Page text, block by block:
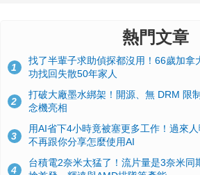
熱門文章
1
找了半輩子求助偵探都沒用！66歲加拿
功找回失散50年家人
2
打破大廠墨水綁架！開源、無 DRM 限
念機亮相
3
用AI省下4小時竟被塞更多工作！過來
不再跟你分享怎麼使用AI
4
台積電2奈米太猛了！流片量是3奈米同